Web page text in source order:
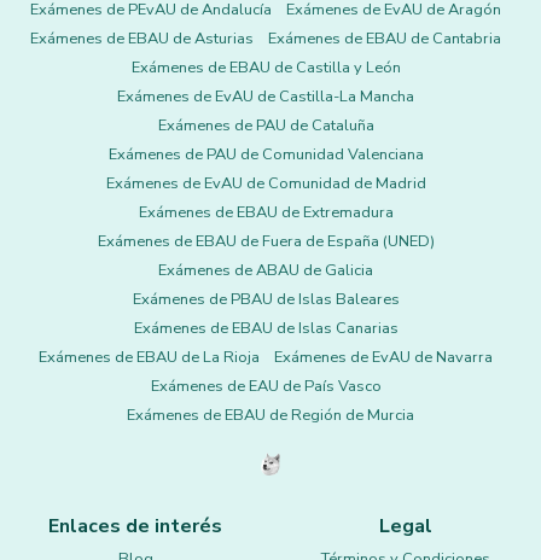
Exámenes de PEvAU de Andalucía
Exámenes de EvAU de Aragón
Exámenes de EBAU de Asturias
Exámenes de EBAU de Cantabria
Exámenes de EBAU de Castilla y León
Exámenes de EvAU de Castilla-La Mancha
Exámenes de PAU de Cataluña
Exámenes de PAU de Comunidad Valenciana
Exámenes de EvAU de Comunidad de Madrid
Exámenes de EBAU de Extremadura
Exámenes de EBAU de Fuera de España (UNED)
Exámenes de ABAU de Galicia
Exámenes de PBAU de Islas Baleares
Exámenes de EBAU de Islas Canarias
Exámenes de EBAU de La Rioja
Exámenes de EvAU de Navarra
Exámenes de EAU de País Vasco
Exámenes de EBAU de Región de Murcia
Enlaces de interés Legal